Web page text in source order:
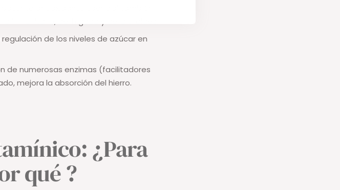
potente antioxidante esencial también
inmunitario, del hígado y de la tiroides.
de los niveles de azúcar en
de numerosas enzimas (facilitadores
mejora la absorción del hierro.
¿Para
qué ?